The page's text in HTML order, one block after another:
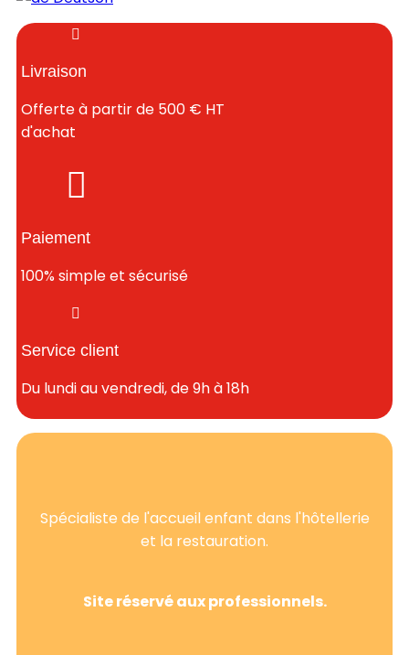
Livraison
Offerte à partir de 500 € HT
d'achat
Paiement
100% simple et sécurisé
Service client
Du lundi au vendredi, de 9h à 18h
Spécialiste de l'accueil enfant dans l'hôtellerie
et la restauration.
Site réservé aux professionnels.